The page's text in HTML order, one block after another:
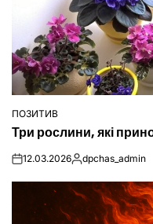
ОПУБЛІКУВАТИ
ПОЗИТИВ
Три рослини, які
on12.03.2026Опубліковано
dpchas_admin